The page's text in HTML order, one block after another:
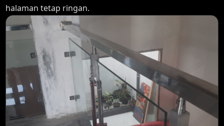
halaman tetap ringan.